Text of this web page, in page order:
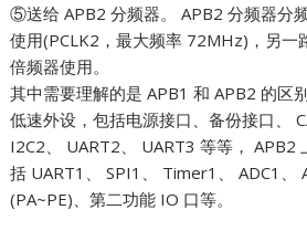
⑤送给 APB2 分频器。 APB2 分频器分
使用(PCLK2，最大频率 72MHz)，另一
倍频器使用。
其中需要理解的是 APB1 和 APB2 的区
低速外设，包括电源接口、备份接口、
I2C2、 UART2、 UART3 等等， APB2
括 UART1、 SPI1、 Timer1、 ADC1、
(PA~PE)、第二功能 IO 口等。